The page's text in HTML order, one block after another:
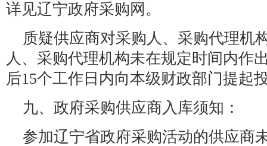
详见辽宁政府采购网。
质疑供应商对采购人、采购代理机
人、采购代理机构未在规定时间内作
后15个工作日内向本级财政部门提起
九、政府采购供应商入库须知：
参加辽宁省政府采购活动的供应商